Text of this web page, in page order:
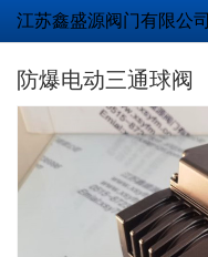
江苏鑫盛源阀门有限公司
防爆电动三通球阀